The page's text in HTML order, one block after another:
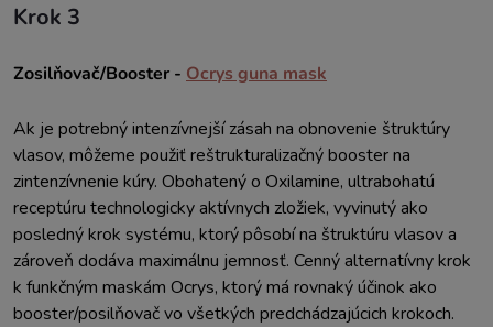
Krok 3
Zosilňovač/Booster - Ocrys guna mask
Ak je potrebný intenzívnejší zásah na obnovenie štruktúry
vlasov, môžeme použiť reštrukturalizačný booster na
zintenzívnenie kúry. Obohatený o Oxilamine, ultrabohatú
receptúru technologicky aktívnych zložiek, vyvinutý ako
posledný krok systému, ktorý pôsobí na štruktúru vlasov a
zároveň dodáva maximálnu jemnosť. Cenný alternatívny krok
k funkčným maskám Ocrys, ktorý má rovnaký účinok ako
booster/posilňovač vo všetkých predchádzajúcich krokoch.